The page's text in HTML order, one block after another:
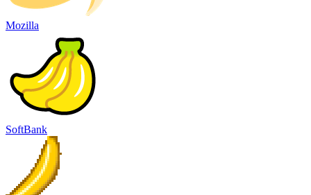
Mozilla
SoftBank